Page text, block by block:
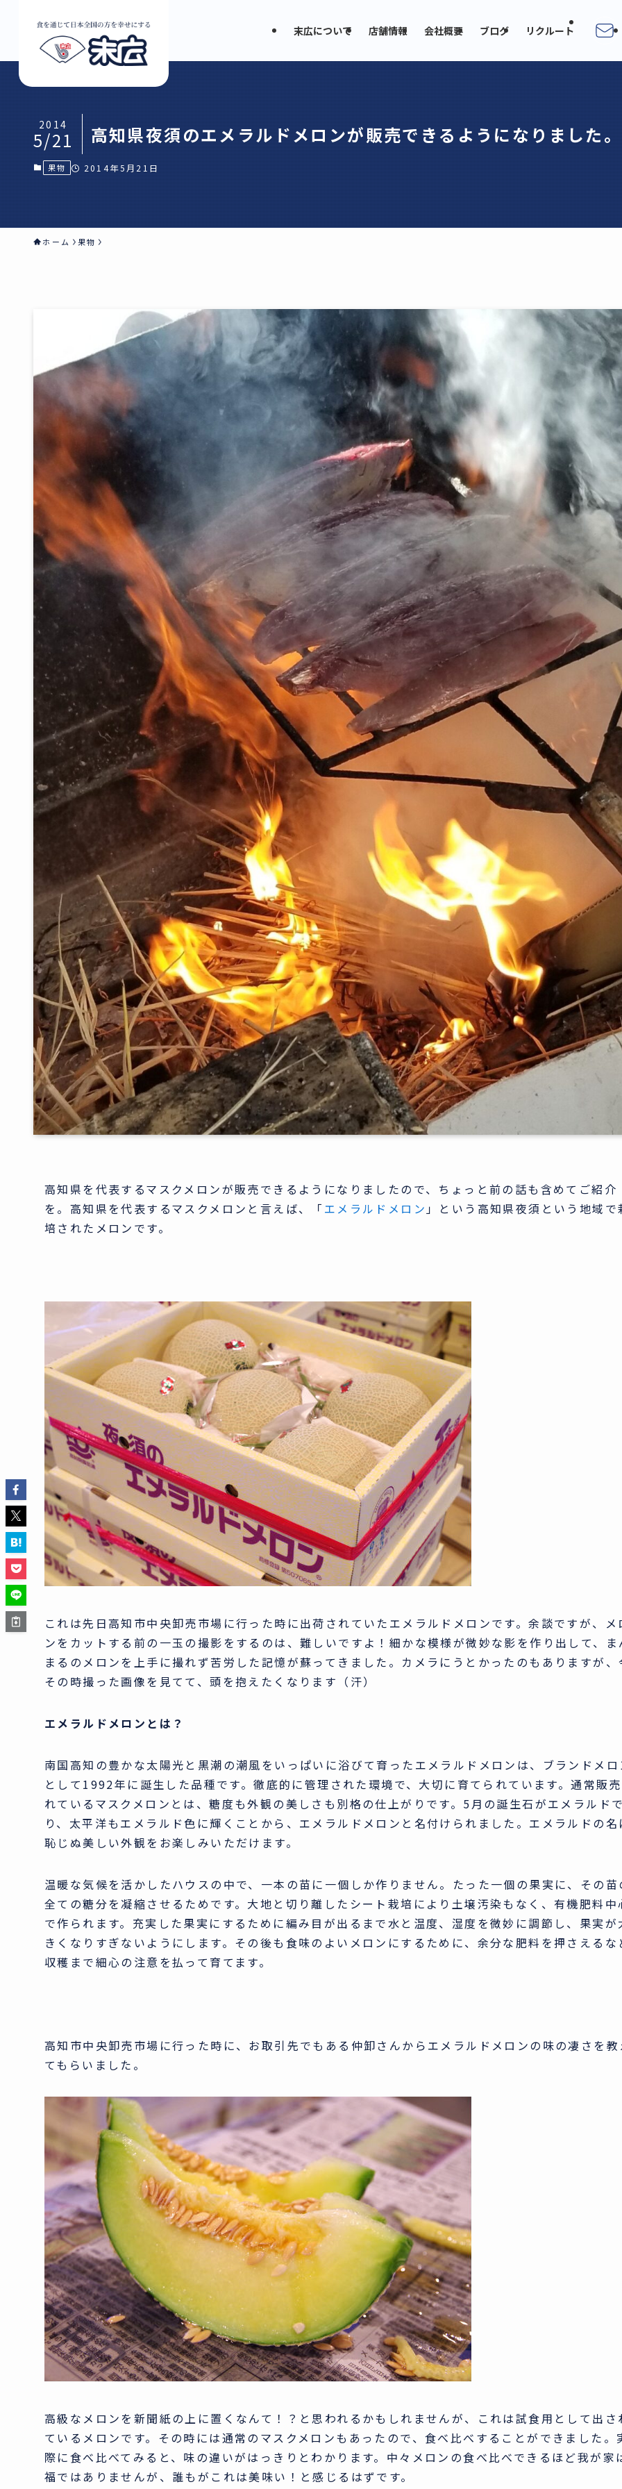
末広について 店舗情報 会社概要 ブログ リクルート
高知県夜須のエメラルドメロンが販売できるようになりました。
2014
5/21
果物 2014年5月21日
ホーム 果物
高知県を代表するマスクメロンが販売できるようになりましたので、ちょっと前の話も含めてご紹介
を。高知県を代表するマスクメロンと言えば、「 エメラルドメロン」という高知県夜須という地域で
培されたメロンです。
これは先日高知市中央卸売市場に行った時に出荷されていたエメラルドメロンです。余談ですが、メ
ンをカットする前の一玉の撮影をするのは、難しいですよ！細かな模様が微妙な影を作り出して、ま
まるのメロンを上手に撮れず苦労した記憶が蘇ってきました。カメラにうとかったのもありますが、
その時撮った画像を見てて、頭を抱えたくなります（汗）
エメラルドメロンとは？
南国高知の豊かな太陽光と黒潮の潮風をいっぱいに浴びて育ったエメラルドメロンは、ブランドメ
として1992年に誕生した品種です。徹底的に管理された環境で、大切に育てられています。通常販
れているマスクメロンとは、糖度も外観の美しさも別格の仕上がりです。5月の誕生石がエメラルド
り、太平洋もエメラルド色に輝くことから、エメラルドメロンと名付けられました。エメラルドの名
恥じぬ美しい外観をお楽しみいただけます。
温暖な気候を活かしたハウスの中で、一本の苗に一個しか作りません。たった一個の果実に、その苗
全ての糖分を凝縮させるためです。大地と切り離したシート栽培により土壌汚染もなく、有機肥料中
で作られます。充実した果実にするために編み目が出るまで水と温度、湿度を微妙に調節し、果実が
きくなりすぎないようにします。その後も食味のよいメロンにするために、余分な肥料を押さえるな
収穫まで細心の注意を払って育てます。
高知市中央卸売市場に行った時に、お取引先でもある仲卸さんからエメラルドメロンの味の凄さを
てもらいました。
高級なメロンを新聞紙の上に置くなんて！？と思われるかもしれませんが、これは試食用として出さ
ているメロンです。その時には通常のマスクメロンもあったので、食べ比べすることができました。
際に食べ比べてみると、味の違いがはっきりとわかります。中々メロンの食べ比べできるほど我が家
福ではありませんが、誰もがこれは美味い！と感じるはずです。